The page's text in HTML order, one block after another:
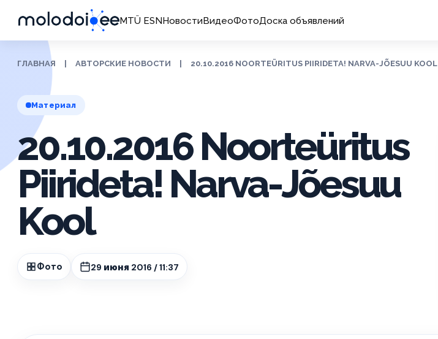
MTÜ ESNНовостиВидеоФотоДоска объявлений
ГЛАВНАЯ АВТОРСКИЕ НОВОСТИ 20.10.2016 NOORTEÜRITUS PIIRIDETA! NARVA-JÕESUU KOOL
Материал
20.10.2016 Noorteüritus
Piirideta! Narva-Jõesuu
Kool
Фото 29 июня 2016 / 11:37